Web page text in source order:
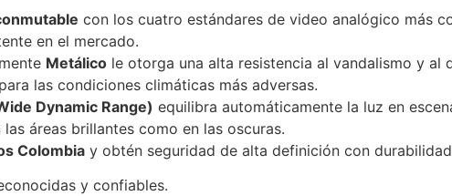
con los cuatro estándares de video analógico más
en el mercado.
Metálico le otorga una alta resistencia al vandalismo y al
las condiciones climáticas más adversas.
Dynamic Range) equilibra automáticamente la luz en
áreas brillantes como en las oscuras.
Colombia y obtén seguridad de alta definición con
y confiables.